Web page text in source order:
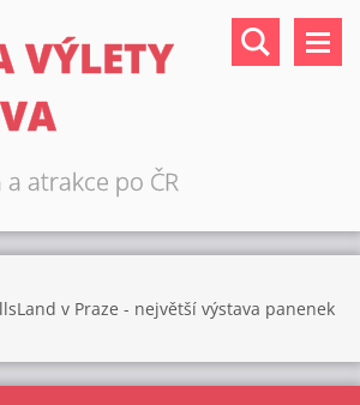
VÝLETY
a atrakce po ČR
v Praze - největší výstava panenek